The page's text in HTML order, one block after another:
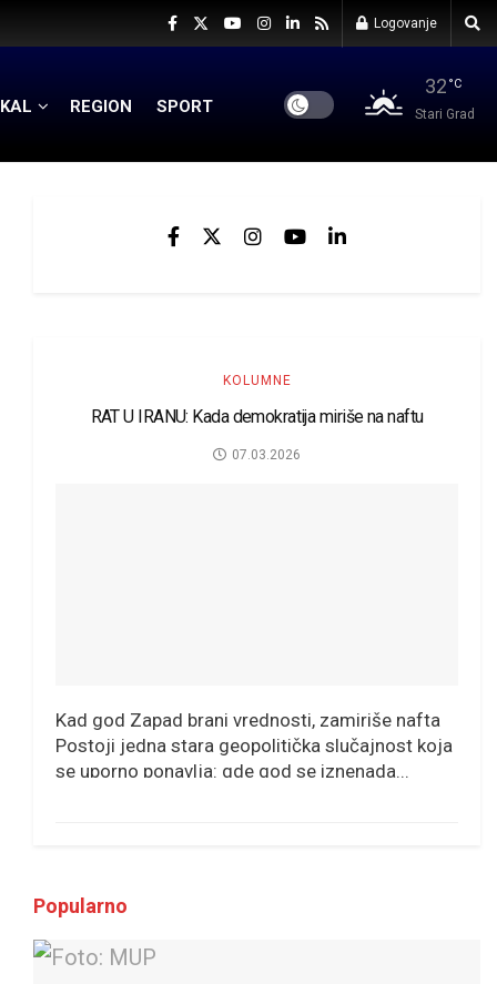
Logovanje
REGION SPORT
32 °C
Stari Grad
KOLUMNE
RAT U IRANU: Kada demokratija miriše na naftu
07.03.2026
Kad god Zapad brani vrednosti, zamiriše nafta
Postoji jedna stara geopolitička slučajnost koja
se uporno ponavlja: gde god se iznenada...
Popularno